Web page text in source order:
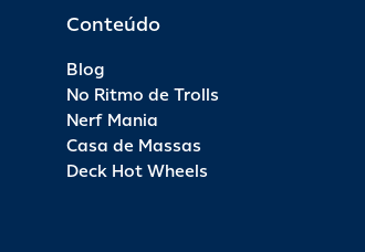
Conteúdo
Blog
No Ritmo de Trolls
Nerf Mania
Casa de Massas
Deck Hot Wheels